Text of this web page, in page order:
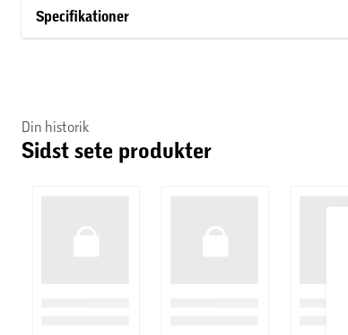
G 3/8''-tilslutningsslanger
Specifikationer
Din historik
Sidst sete produkter